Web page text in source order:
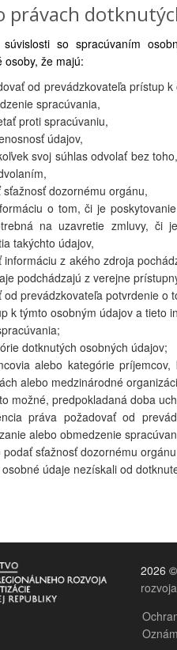
právach
súvislosti so spracúvaním
osoby, že majú:
od prevádzkovateľa prístup
spracúvania,
proti spracúvaniu,
údajov,
svoj súhlas odvolať bez
dozornému orgánu,
o tom, či je
na uzavretie zmluvy, či
takýchto údajov,
informáciu z akého zdroja
podchádzajú z verejne
od prevádzkovateľa potvrdenie o
k týmto osobným údajov a tieto
dotknutých osobných údajov;
alebo kategórie
alebo medzinárodné
možné, predpokladaná doba
práva požadovať od
alebo obmedzenie
podať sťažnosť dozornému
údaje nezískali od
2026